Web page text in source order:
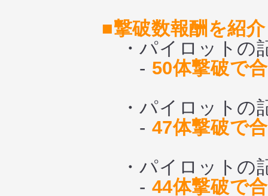
■撃破数報酬を紹介
・パイロットの
- 50体撃破で
・パイロットの
- 47体撃破で
・パイロットの
- 44体撃破で